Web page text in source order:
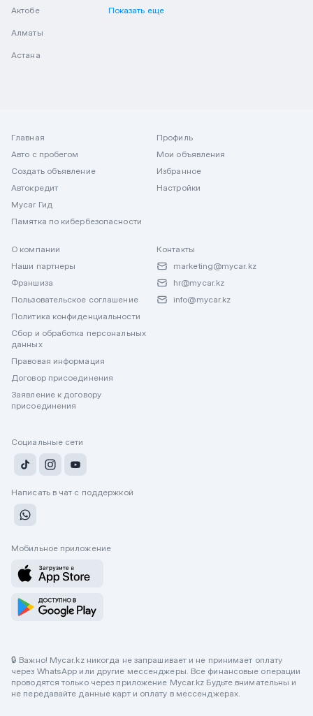
Актобе
Алматы
Астана
Показать еще
Главная
Авто с пробегом
Создать объявление
Автокредит
Mycar Гид
Памятка по кибербезопасности
Профиль
Мои объявления
Избранное
Настройки
О компании
Наши партнеры
Франшиза
Пользовательское соглашение
Политика конфиденциальности
Сбор и обработка персональных
данных
Правовая информация
Договор присоединения
Заявление к договору
присоединения
Контакты
marketing@mycar.kz
hr@mycar.kz
info@mycar.kz
Социальные сети
Написать в чат с поддержкой
Мобильное приложение
🔒 Важно! Mycar.kz никогда не запрашивает и не принимает оплату
через WhatsApp или другие мессенджеры. Все финансовые операции
проводятся только через приложение Mycar.kz Будьте внимательны и
не передавайте данные карт и оплату в мессенджерах.